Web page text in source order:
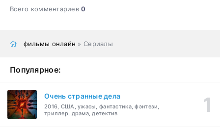
Всего комментариев0
фильмы онлайн » Сериалы
Популярное:
Очень странные дела
2016, США, ужасы, фантастика, фэнтези,
триллер, драма, детектив